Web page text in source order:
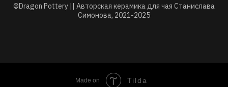
©Dragon Pottery || Авторская керамика для чая Станислава
Симонова, 2021-2025
Made on Tilda